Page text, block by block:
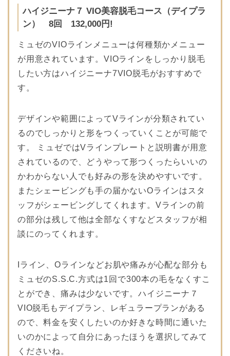
ハイジニーナ７ VIO美容脱毛コース（デイプラ
ン） 8回 132,000円!
ミュゼのVIOラインメニューは何種類かメニュー
が用意されています。VIOラインをしっかり脱毛
したい方はハイジニーナ7VIO脱毛がおすすめで
す。
デザインや範囲によってVラインが分類されてい
るのでしっかりと形をつくっていくことが可能で
す。 ミュゼではVラインプレートと説明書が用意
されているので、どうやって形つくったらいいの
かわからない人でも好みの形を決めやすいです。
またシェービングも手の届かないOラインはスタ
ッフがシェービングしてくれます。Vラインの前
の部分は残して他は全部なくすなどスタッフが相
談にのってくれます。
Iライン、Oラインなどお肌や痛みが心配な部分も
ミュゼのS.S.C.方式は1回で300本の毛をなくすこ
とができ、痛みは少ないです。ハイジニーナ７
VIO脱毛もデイプラン、レギュラープランがある
ので、料金を安くしたいのか好きな時間に通いた
いのかによって自分にあったほうを選択してみて
くださいね。